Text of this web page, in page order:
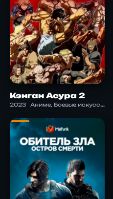
Кэнган Асура 2
2023 Аниме, Боевые искусства, Экшен